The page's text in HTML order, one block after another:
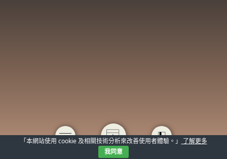
「本網站使用 cookie 及相關技術分析來改善使用者體驗。」
了解更多
我同意